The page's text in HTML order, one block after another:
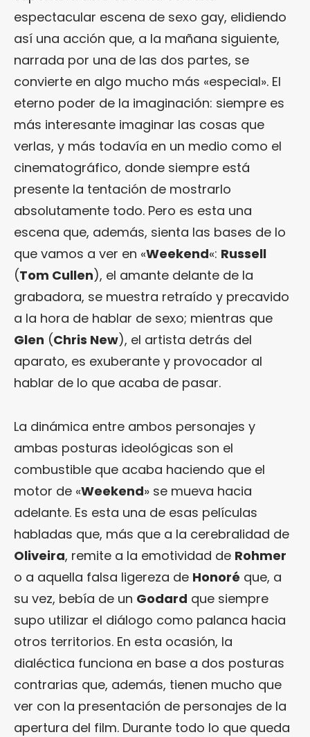
espectacular escena de sexo gay, elidiendo
así una acción que, a la mañana siguiente,
narrada por una de las dos partes, se
convierte en algo mucho más «especial». El
eterno poder de la imaginación: siempre es
más interesante imaginar las cosas que
verlas, y más todavía en un medio como el
cinematográfico, donde siempre está
presente la tentación de mostrarlo
absolutamente todo. Pero es esta una
escena que, además, sienta las bases de lo
que vamos a ver en «Weekend«: Russell
(Tom Cullen), el amante delante de la
grabadora, se muestra retraído y precavido
a la hora de hablar de sexo; mientras que
Glen (Chris New), el artista detrás del
aparato, es exuberante y provocador al
hablar de lo que acaba de pasar.
La dinámica entre ambos personajes y
ambas posturas ideológicas son el
combustible que acaba haciendo que el
motor de «Weekend» se mueva hacia
adelante. Es esta una de esas películas
habladas que, más que a la cerebralidad de
Oliveira, remite a la emotividad de Rohmer
o a aquella falsa ligereza de Honoré que, a
su vez, bebía de un Godard que siempre
supo utilizar el diálogo como palanca hacia
otros territorios. En esta ocasión, la
dialéctica funciona en base a dos posturas
contrarias que, además, tienen mucho que
ver con la presentación de personajes de la
apertura del film. Durante todo lo que queda